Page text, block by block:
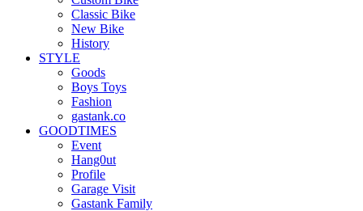
Classic Bike
New Bike
History
STYLE
Goods
Boys Toys
Fashion
gastank.co
GOODTIMES
Event
Hang0ut
Profile
Garage Visit
Gastank Family